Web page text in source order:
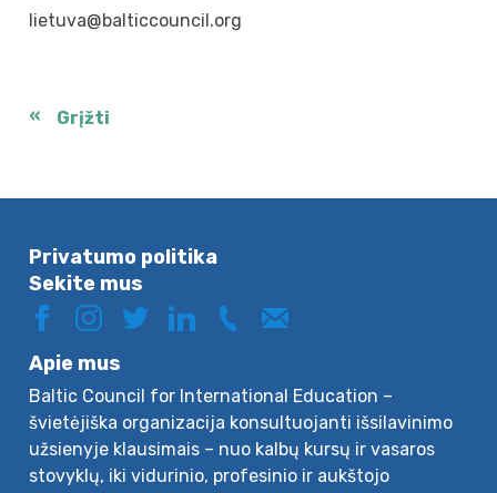
lietuva@balticcouncil.org
Grįžti
Privatumo politika
Sekite mus
Apie mus
Baltic Council for International Education –
švietėjiška organizacija konsultuojanti išsilavinimo
užsienyje klausimais – nuo kalbų kursų ir vasaros
stovyklų, iki vidurinio, profesinio ir aukštojo